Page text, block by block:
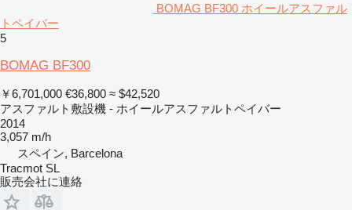
BOMAG BF300 ホイールアスファル
トペイバー
5
BOMAG BF300
￥6,701,000 €36,800 ≈ $42,520
アスファルト敷設機 - ホイールアスファルトペイバー
2014
3,057 m/h
スペイン, Barcelona
Tracmot SL
販売会社に連絡